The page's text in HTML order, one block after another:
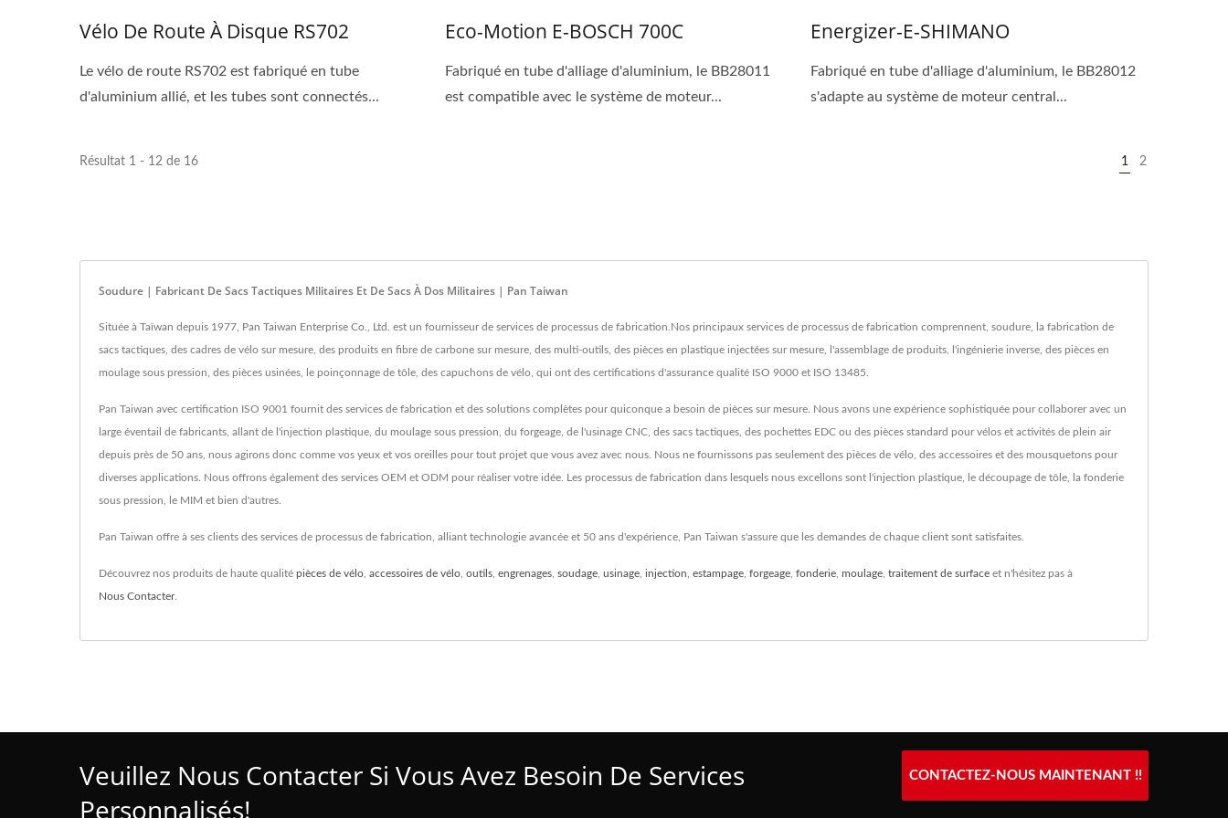
Vélo De Route À Disque RS702
Le vélo de route RS702 est fabriqué en tube
d'aluminium allié, et les tubes sont connectés...
Eco-Motion E-BOSCH 700C
Fabriqué en tube d'alliage d'aluminium, le BB28011
est compatible avec le système de moteur...
Energizer-E-SHIMANO
Fabriqué en tube d'alliage d'aluminium, le BB28012
s'adapte au système de moteur central...
Résultat 1 - 12 de 16 1 2
Soudure | Fabricant De Sacs Tactiques Militaires Et De Sacs À Dos Militaires | Pan Taiwan
Située à Taïwan depuis 1977, Pan Taiwan Enterprise Co., Ltd. est un fournisseur de services de processus de fabrication.Nos principaux services de processus de fabrication comprennent, soudure, la fabrication de
sacs tactiques, des cadres de vélo sur mesure, des produits en fibre de carbone sur mesure, des multi-outils, des pièces en plastique injectées sur mesure, l'assemblage de produits, l'ingénierie inverse, des pièces en
moulage sous pression, des pièces usinées, le poinçonnage de tôle, des capuchons de vélo, qui ont des certifications d'assurance qualité ISO 9000 et ISO 13485.
Pan Taiwan avec certification ISO 9001 fournit des services de fabrication et des solutions complètes pour quiconque a besoin de pièces sur mesure. Nous avons une expérience sophistiquée pour collaborer avec un
large éventail de fabricants, allant de l'injection plastique, du moulage sous pression, du forgeage, de l'usinage CNC, des sacs tactiques, des pochettes EDC ou des pièces standard pour vélos et activités de plein air
depuis près de 50 ans, nous agirons donc comme vos yeux et vos oreilles pour tout projet que vous avez avec nous. Nous ne fournissons pas seulement des pièces de vélo, des accessoires et des mousquetons pour
diverses applications. Nous offrons également des services OEM et ODM pour réaliser votre idée. Les processus de fabrication dans lesquels nous excellons sont l'injection plastique, le découpage de tôle, la fonderie
sous pression, le MIM et bien d'autres.
Pan Taiwan offre à ses clients des services de processus de fabrication, alliant technologie avancée et 50 ans d'expérience, Pan Taiwan s'assure que les demandes de chaque client sont satisfaites.
Découvrez nos produits de haute qualité pièces de vélo accessoires de vélo outils engrenages soudage usinage injection estampage forgeage fonderie moulage traitement de surface et n'hésitez pas à
Nous Contacter.
Veuillez Nous Contacter Si Vous Avez Besoin De Services
Personnalisés!
CONTACTEZ-NOUS MAINTENANT !!